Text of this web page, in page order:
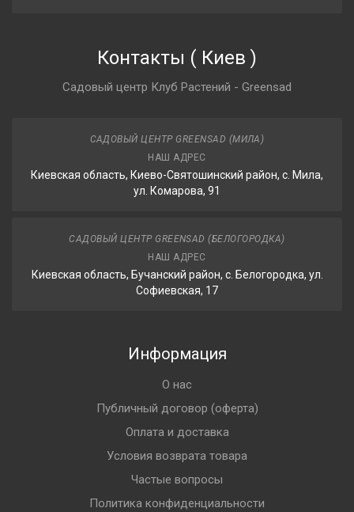
Контакты ( Киев )
Садовый центр Клуб Растений - Greensad
САДОВЫЙ ЦЕНТР GREENSAD (МИЛА)
НАШ АДРЕС
Киевская область, Киево-Святошинский район, с. Мила,
ул. Комарова, 91
САДОВЫЙ ЦЕНТР GREENSAD (БЕЛОГОРОДКА)
НАШ АДРЕС
Киевская область, Бучанский район, с. Белогородка, ул.
Софиевская, 17
Информация
О нас
Публичный договор (оферта)
Оплата и доставка
Условия возврата товара
Частые вопросы
Политика конфиденциальности